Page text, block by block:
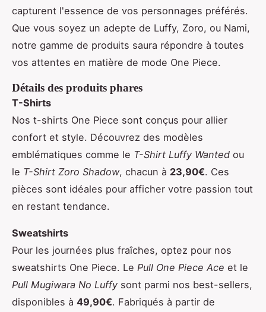
capturent l'essence de vos personnages préférés.
Que vous soyez un adepte de Luffy, Zoro, ou Nami,
notre gamme de produits saura répondre à toutes
vos attentes en matière de mode One Piece.
Détails des produits phares
T-Shirts
Nos t-shirts One Piece sont conçus pour allier
confort et style. Découvrez des modèles
emblématiques comme le T-Shirt Luffy Wanted ou
le T-Shirt Zoro Shadow, chacun à 23,90€. Ces
pièces sont idéales pour afficher votre passion tout
en restant tendance.
Sweatshirts
Pour les journées plus fraîches, optez pour nos
sweatshirts One Piece. Le Pull One Piece Ace et le
Pull Mugiwara No Luffy sont parmi nos best-sellers,
disponibles à 49,90€. Fabriqués à partir de